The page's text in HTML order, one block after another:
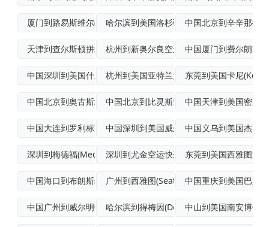
厦门到路易斯维尔(Louisville)哈尔滨到美国洛杉矶标准空运中国北京到辛辛那提
天津到查尔斯顿拼箱海运杭州到新奥尔良空运物流专线中国厦门到费尔朗国
中国深圳到美国什里夫波特(Shrevep杭州到美国亚特兰大(Atlanta)优先
东莞到美国卡尼
中国北京到奥古斯塔飞机运输中国北京到比灵斯空运门到门专线
中国天津到美国密尔
中国大连到罗利标准空运中国深圳到美国威尔明顿空运物流专线
中国义乌到美国杰克
深圳到梅德福(Medford)标准空运
深圳到尤金空运快递 东莞到美国西雅图海
中国海口到布朗斯维尔空运广州到西雅图(Seattle)空运派送中国重庆到美国巴尔
中国广州到威尔明顿(Wilmington哈尔滨到得梅因(DesMoines)飞机
中山到美国南安博伊